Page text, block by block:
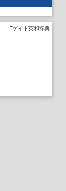
Eゲイト英和辞典